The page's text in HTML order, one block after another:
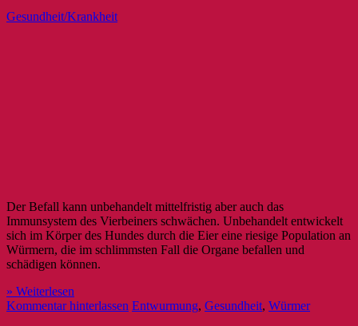
Gesundheit/Krankheit
Der Befall kann unbehandelt mittelfristig aber auch das
Immunsystem des Vierbeiners schwächen. Unbehandelt entwickelt
sich im Körper des Hundes durch die Eier eine riesige Population an
Würmern, die im schlimmsten Fall die Organe befallen und
schädigen können.
» Weiterlesen
Kommentar hinterlassen Entwurmung, Gesundheit, Würmer